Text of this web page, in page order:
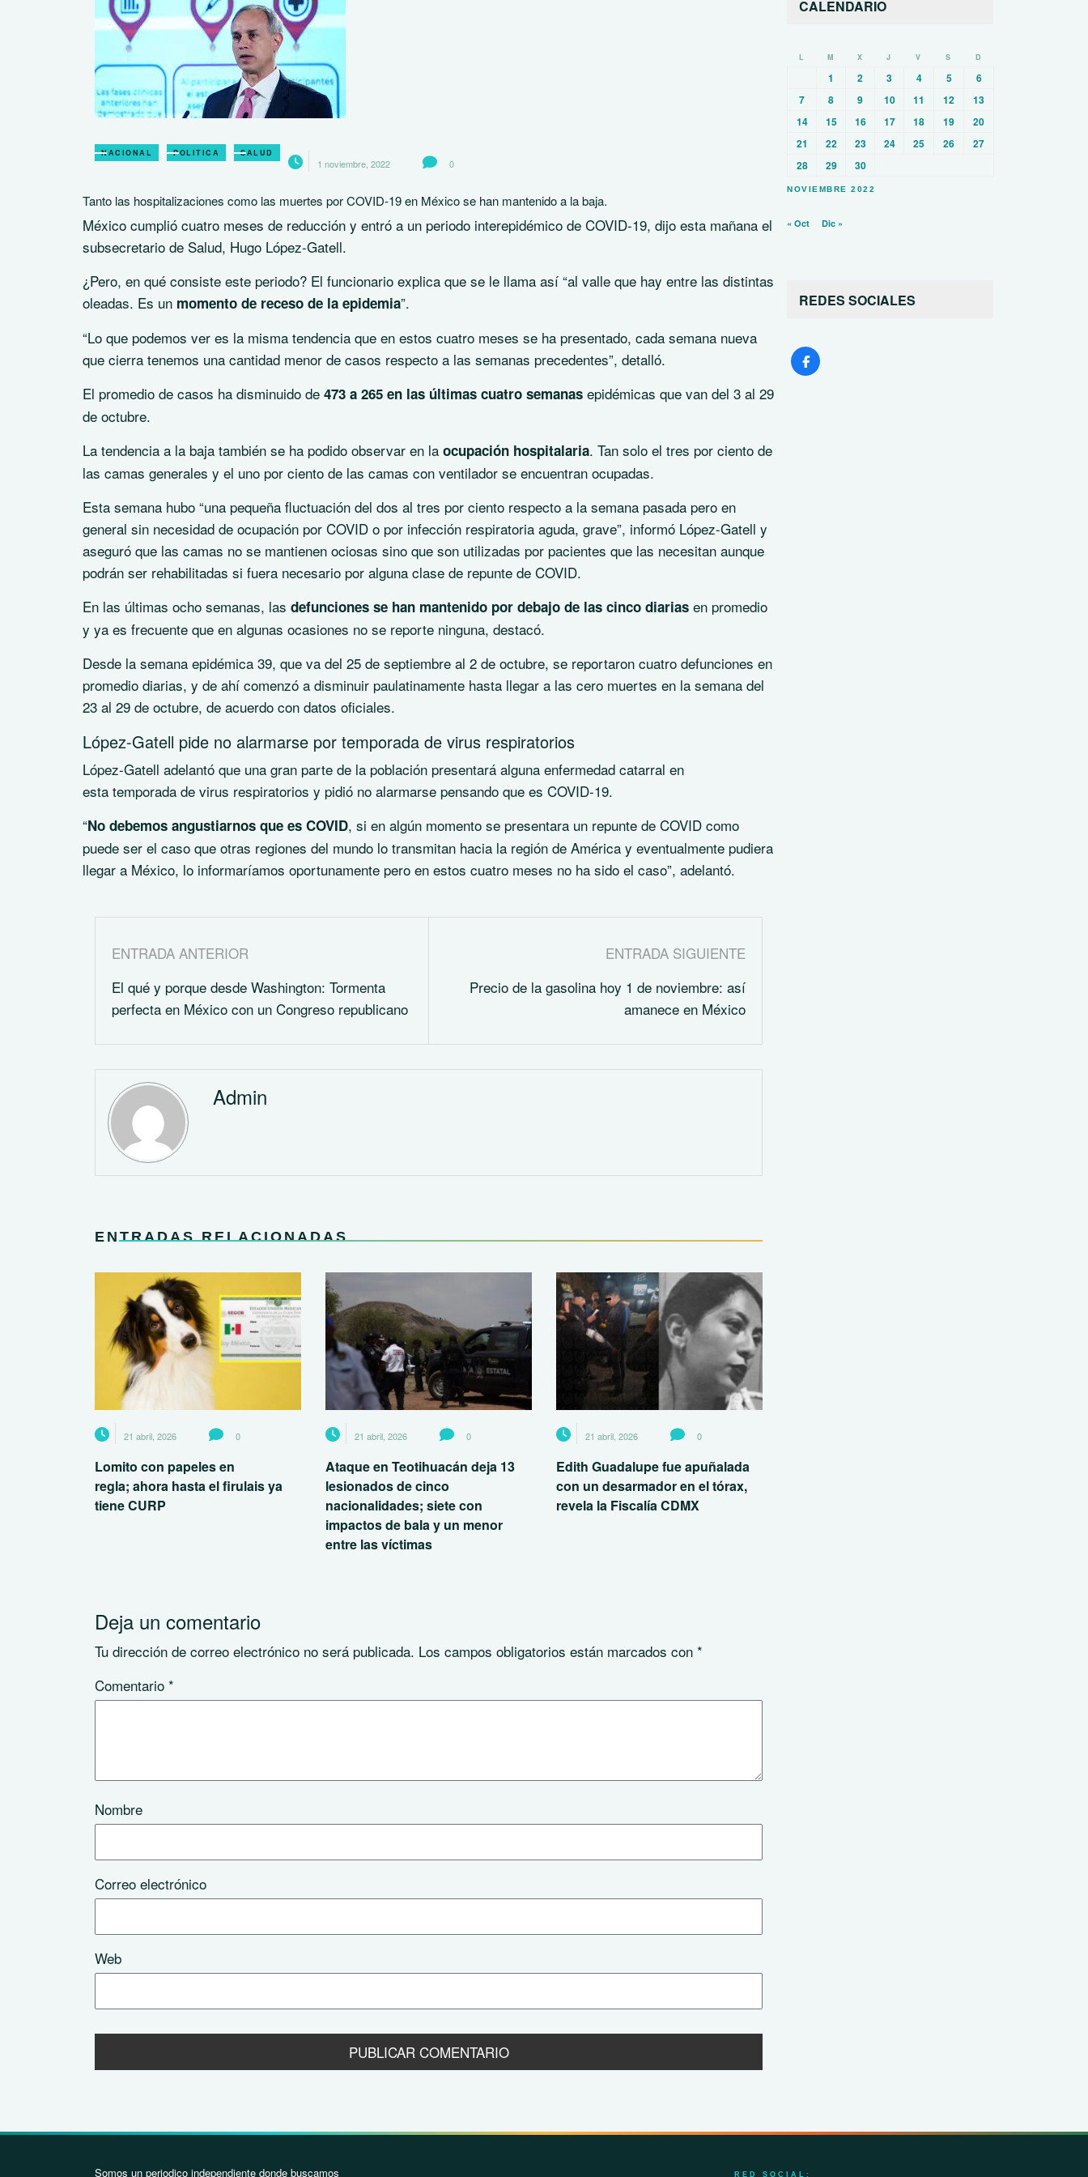
NACIONAL POLITICA SALUD
1 noviembre, 2022 0
Tanto las hospitalizaciones como las muertes por COVID-19 en México se han mantenido a la baja.
México cumplió cuatro meses de reducción y entró a un periodo interepidémico de COVID-19, dijo esta mañana el
subsecretario de Salud, Hugo López-Gatell.
¿Pero, en qué consiste este periodo? El funcionario explica que se le llama así “al valle que hay entre las distintas
oleadas. Es un momento de receso de la epidemia”.
“Lo que podemos ver es la misma tendencia que en estos cuatro meses se ha presentado, cada semana nueva
que cierra tenemos una cantidad menor de casos respecto a las semanas precedentes”, detalló.
El promedio de casos ha disminuido de 473 a 265 en las últimas cuatro semanas epidémicas que van del 3 al 29
de octubre.
La tendencia a la baja también se ha podido observar en la ocupación hospitalaria. Tan solo el tres por ciento de
las camas generales y el uno por ciento de las camas con ventilador se encuentran ocupadas.
Esta semana hubo “una pequeña fluctuación del dos al tres por ciento respecto a la semana pasada pero en
general sin necesidad de ocupación por COVID o por infección respiratoria aguda, grave”, informó López-Gatell y
aseguró que las camas no se mantienen ociosas sino que son utilizadas por pacientes que las necesitan aunque
podrán ser rehabilitadas si fuera necesario por alguna clase de repunte de COVID.
En las últimas ocho semanas, las defunciones se han mantenido por debajo de las cinco diarias en promedio
y ya es frecuente que en algunas ocasiones no se reporte ninguna, destacó.
Desde la semana epidémica 39, que va del 25 de septiembre al 2 de octubre, se reportaron cuatro defunciones en
promedio diarias, y de ahí comenzó a disminuir paulatinamente hasta llegar a las cero muertes en la semana del
23 al 29 de octubre, de acuerdo con datos oficiales.
López-Gatell pide no alarmarse por temporada de virus respiratorios
López-Gatell adelantó que una gran parte de la población presentará alguna enfermedad catarral en
esta temporada de virus respiratorios y pidió no alarmarse pensando que es COVID-19.
“No debemos angustiarnos que es COVID, si en algún momento se presentara un repunte de COVID como
puede ser el caso que otras regiones del mundo lo transmitan hacia la región de América y eventualmente pudiera
llegar a México, lo informaríamos oportunamente pero en estos cuatro meses no ha sido el caso”, adelantó.
ENTRADA ANTERIOR
El qué y porque desde Washington: Tormenta
perfecta en México con un Congreso republicano
ENTRADA SIGUIENTE
Precio de la gasolina hoy 1 de noviembre: así
amanece en México
Admin
ENTRADAS RELACIONADAS
21 abril, 2026 0
Lomito con papeles en
regla; ahora hasta el firulais ya
tiene CURP
21 abril, 2026 0
Ataque en Teotihuacán deja 13
lesionados de cinco
nacionalidades; siete con
impactos de bala y un menor
entre las víctimas
21 abril, 2026 0
Edith Guadalupe fue apuñalada
con un desarmador en el tórax,
revela la Fiscalía CDMX
Deja un comentario
Tu dirección de correo electrónico no será publicada. Los campos obligatorios están marcados con *
Comentario *
Nombre
Correo electrónico
Web
CALENDARIO
NOVIEMBRE 2022
L M X J V S D
1 2 3 4 5
6
7
8 9 10 11 12
13
14
15 16 17 18 19
20
21
22 23 24 25 26
27
28
29 30
« Oct Dic »
REDES SOCIALES
Somos un periodico independiente donde buscamos RED SOCIAL: